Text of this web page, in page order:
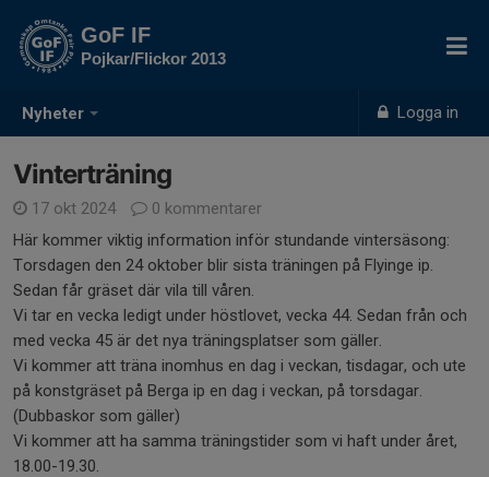
Nyheter Logga in
GoF IF
Pojkar/Flickor 2013
Vinterträning
17 okt 2024
0 kommentarer
Här kommer viktig information inför stundande vintersäsong:
Torsdagen den 24 oktober blir sista träningen på Flyinge ip.
Sedan får gräset där vila till våren.
Vi tar en vecka ledigt under höstlovet, vecka 44. Sedan från och
med vecka 45 är det nya träningsplatser som gäller.
Vi kommer att träna inomhus en dag i veckan, tisdagar, och ute
på konstgräset på Berga ip en dag i veckan, på torsdagar.
(Dubbaskor som gäller)
Vi kommer att ha samma träningstider som vi haft under året,
18.00-19.30.